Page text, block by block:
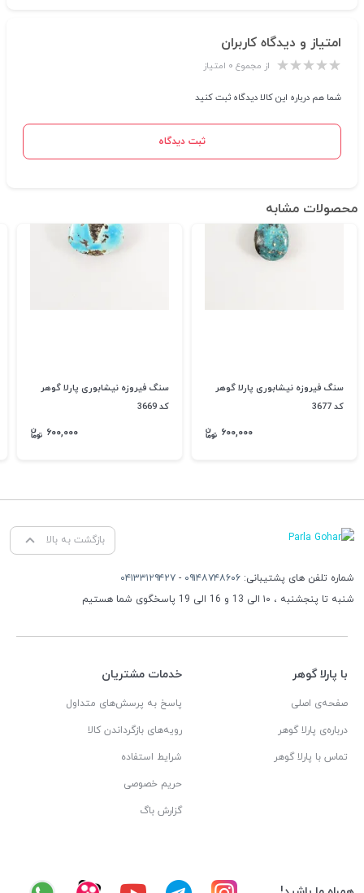
امتیاز و دیدگاه کاربران
از مجموع ۰ امتیاز
شما هم درباره این کالا دیدگاه ثبت کنید
ثبت دیدگاه
محصولات مشابه
سنگ فیروزه نیشابوری پارلا گوهر
کد 3677
۶۰۰,۰۰۰
سنگ فیروزه نیشابوری پارلا گوهر
کد 3669
۶۰۰,۰۰۰
بازگشت به بالا
شماره تلفن های پشتیبانی: ۰۹۱۴۸۷۴۸۶۰۶ - ۰۴۱۳۳۱۲۹۴۲۷
شنبه تا پنجشنبه ، ۱۰ الی 13 و 16 الی 19 پاسخگوی شما هستیم
با پارلا گوهر
صفحه‌ی اصلی
درباره‌ی پارلا گوهر
تماس با پارلا گوهر
خدمات مشتریان
پاسخ به پرسش‌های متداول
رویه‌های بازگرداندن کالا
شرایط استفاده
حریم خصوصی
گزارش باگ